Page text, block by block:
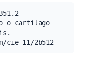
-
o cartílago
cie-11/2b512